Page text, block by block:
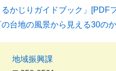
かじりガイドブック」[PDF
台地の風景から見える30の
地域振興課